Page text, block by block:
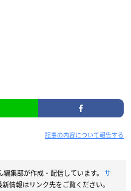
記事の内容について報告する
編集部が作成・配信しています。 サ
新情報はリンク先をご覧ください。